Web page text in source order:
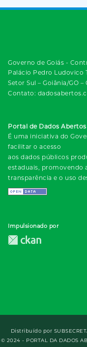
Governo de Goiás -
Palácio Pedro Ludovico
Setor Sul – Goiânia/GO –
Contato:
Portal de Dados Abertos
É uma iniciativa do
facilitar o acesso
aos dados públicos
estaduais, promovendo
transparência e o uso
Impulsionado por
Distribuído por
© 2024 - PORTAL DA DADOS